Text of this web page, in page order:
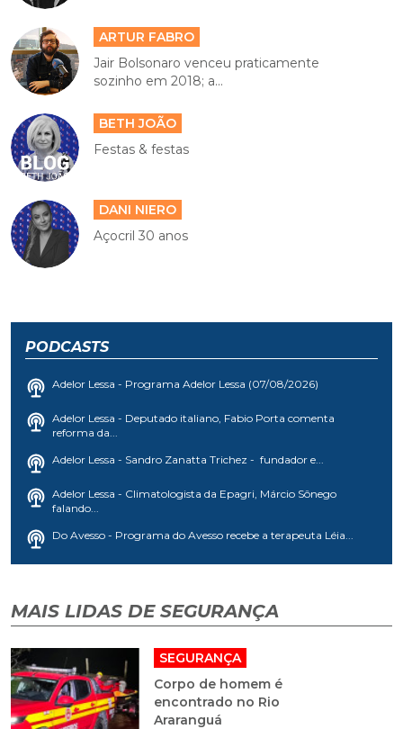
ARTUR FABRO
Jair Bolsonaro venceu praticamente
sozinho em 2018; a...
BETH JOÃO
Festas & festas
DANI NIERO
Açocril 30 anos
PODCASTS
Adelor Lessa - Programa Adelor Lessa (07/08/2026)
Adelor Lessa - Deputado italiano, Fabio Porta comenta
reforma da...
Adelor Lessa - Sandro Zanatta Trichez - fundador e...
Adelor Lessa - Climatologista da Epagri, Márcio Sônego
falando...
Do Avesso - Programa do Avesso recebe a terapeuta Léia...
MAIS LIDAS DE SEGURANÇA
SEGURANÇA
Corpo de homem é
encontrado no Rio
Araranguá